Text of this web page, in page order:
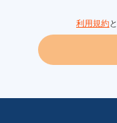
利用規約と